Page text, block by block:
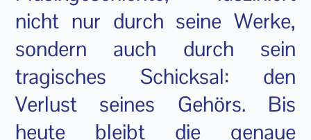
nicht nur durch seine Werke,
sondern auch durch sein
tragisches Schicksal: den
Verlust seines Gehörs. Bis
heute bleibt die genaue